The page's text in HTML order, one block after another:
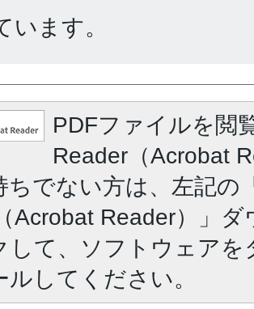
います。
PDFファイルを閲
Reader（Acrobat
ちでない方は、左記の
Acrobat Reader）」
して、ソフトウェア
ルしてください。